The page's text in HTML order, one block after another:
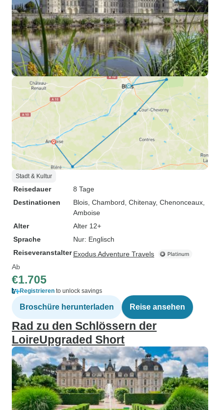
Stadt & Kultur
Reisedauer
8 Tage
Destinationen
Blois , Chambord , Chitenay, Chenonceaux
Amboise
Alter
Alter 12+
Sprache
Nur: Englisch
Reiseveranstalter Exodus Adventure Travels
Ab
€1.705
Registrieren to unlock savings
Broschüre herunterladen Reise ansehen
Rad zu den Schlössern der
LoireUpgraded Short